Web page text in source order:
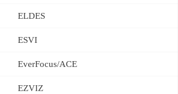
ELDES
ESVI
EverFocus/ACE
EZVIZ